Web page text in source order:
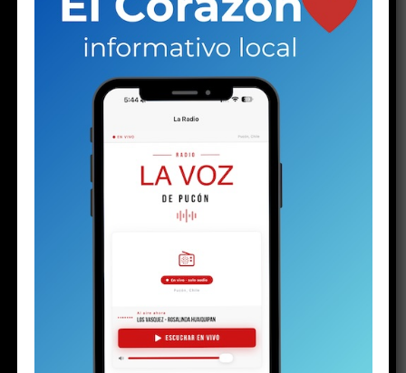
NO TE PIERDAS
Solo a los 16: la vida del joven detenido con un arma y
drogas en la investigación por la riña escolar
ESTO PODRÍA GUSTARTE
El silencio de los (no) inocentes
PuconApp completa su despliegue y ya está
Solo a los 16: la vida del joven detenido con
un arma y drogas en la investigación por la
riña escolar